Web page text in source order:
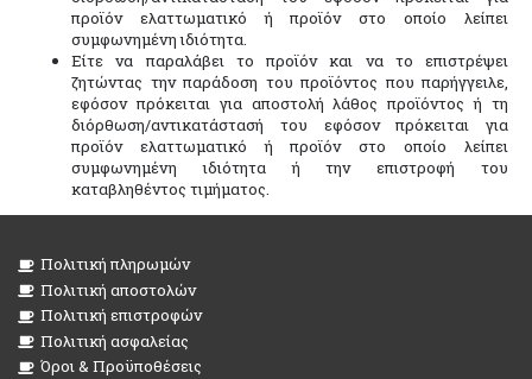
προϊόν ελαττωματικό ή προϊόν στο οποίο λείπει
συμφωνημένη ιδιότητα.
Είτε να παραλάβει το προϊόν και να το επιστρέψει
ζητώντας την παράδοση του προϊόντος που παρήγγειλε,
εφόσον πρόκειται για αποστολή λάθος προϊόντος ή τη
διόρθωση/αντικατάστασή του εφόσον πρόκειται για
προϊόν ελαττωματικό ή προϊόν στο οποίο λείπει
συμφωνημένη ιδιότητα ή την επιστροφή του
καταβληθέντος τιμήματος.
Πολιτική πληρωμών
Πολιτική αποστολών
Πολιτική επιστροφών
Πολιτική ασφαλείας
Όροι & Προϋποθέσεις